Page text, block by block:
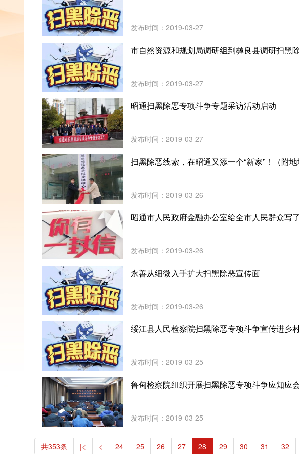
发布时间：2019-03-27
市自然资源和规划局调研组到彝良县调研扫黑
发布时间：2019-03-27
昭通扫黑除恶专项斗争专题采访活动启动
发布时间：2019-03-27
扫黑除恶线索，在昭通又添一个“新家”！（附地
发布时间：2019-03-26
昭通市人民政府金融办公室给全市人民群众写
发布时间：2019-03-26
永善从细微入手扩大扫黑除恶宣传面
发布时间：2019-03-26
绥江县人民检察院扫黑除恶专项斗争宣传进乡
发布时间：2019-03-25
鲁甸检察院组织开展扫黑除恶专项斗争应知应
发布时间：2019-03-25
共353条 |< < 24 25 26 27 28 29 30 31 32